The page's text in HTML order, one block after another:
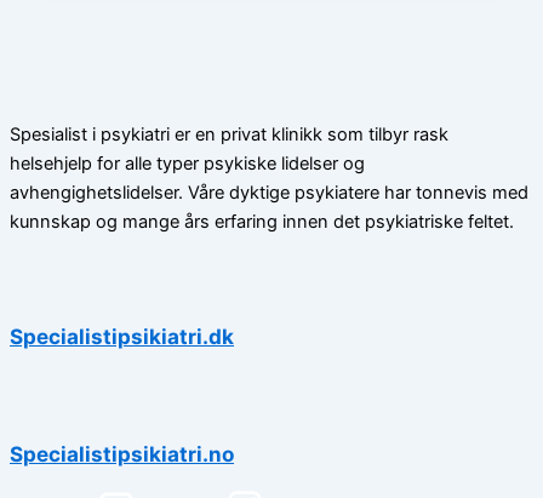
Spesialist i psykiatri er en privat klinikk som tilbyr rask
helsehjelp for alle typer psykiske lidelser og
avhengighetslidelser. Våre dyktige psykiatere har tonnevis med
kunnskap og mange års erfaring innen det psykiatriske feltet.
Specialistipsikiatri.dk
Specialistipsikiatri.no